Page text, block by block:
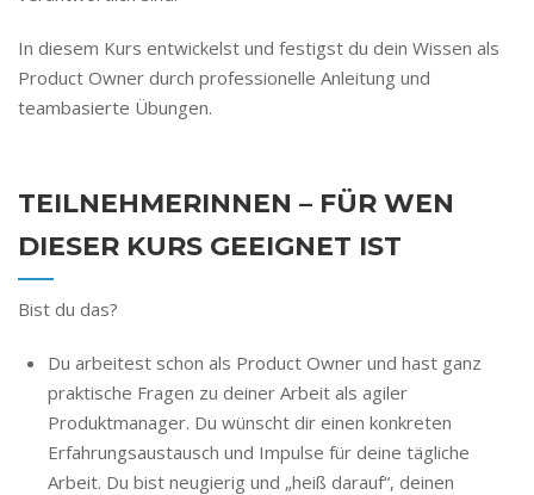
In diesem Kurs entwickelst und festigst du dein Wissen als
Product Owner durch professionelle Anleitung und
teambasierte Übungen.
TEILNEHMERINNEN – FÜR WEN
DIESER KURS GEEIGNET IST
Bist du das?
Du arbeitest schon als Product Owner und hast ganz
praktische Fragen zu deiner Arbeit als agiler
Produktmanager. Du wünscht dir einen konkreten
Erfahrungsaustausch und Impulse für deine tägliche
Arbeit. Du bist neugierig und „heiß darauf“, deinen